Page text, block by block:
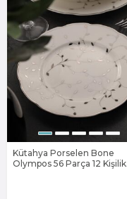
Kütahya Porselen Bone
Olympos 56 Parça 12 Kişilik